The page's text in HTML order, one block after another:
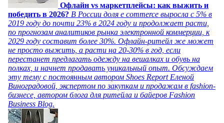
Офлайн vs маркетплейсы: как выжить и
победить в 2026? В России доля e commerce выросла с 5% в
2019 году до почти 23% в 2024 году и продолжает расти,
по прогнозам аналитиков рынка электронной коммерции, к
2029 году составит более 30%. Офлайн-ритейл же может
не просто выжить, а расти на 20-30% в год, если
перестанет предлагать одежду на вешалках и обувь на
полках, и начнет продавать уникальный опыт. Обсуждаем
эту тему с постоянным автором Shoes Report Еленой
Виноградовой, экспертом по закупкам и продажам в fashion-
бизнесе, автором блога для ритейла и байеров Fashion
Business Blog.